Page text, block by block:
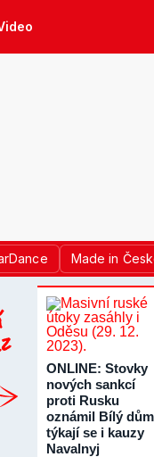
Made in
ONLINE: Stovky
nových sankcí
proti Rusku
oznámil Bílý
týkají se i kauzy
Navalnyj